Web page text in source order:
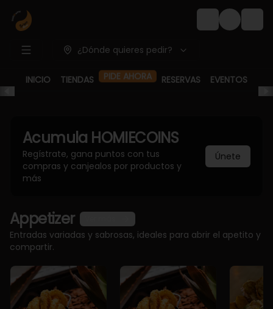
Login
¿Dónde quieres pedir?
INICIO TIENDAS PIDE AHORA RESERVAS EVENTOS
Acumula HOMIECOINS
Regístrate, gana puntos con tus
compras y canjealos por productos y
más
Únete
Appetizer
Entradas variadas y sabrosas, ideales para abrir el apetito y
compartir.